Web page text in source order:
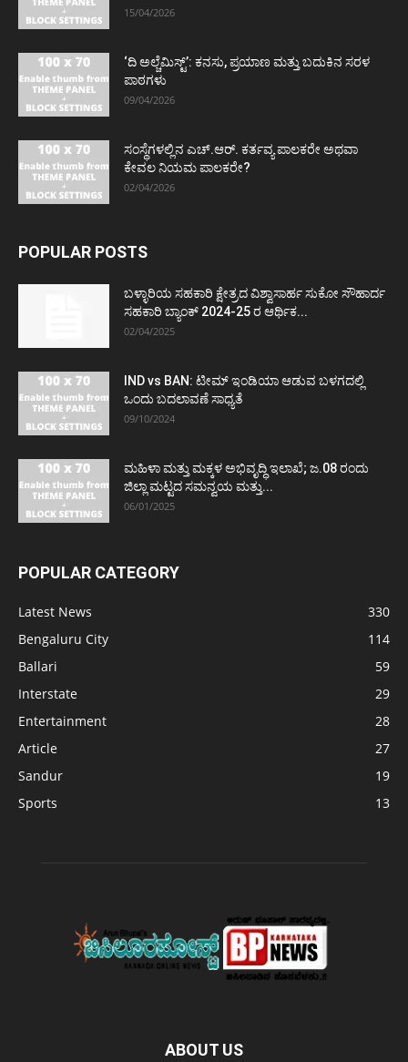
15/04/2026
‘ದಿ ಅಲ್ಚೆಮಿಸ್ಟ್’: ಕನಸು, ಪ್ರಯಾಣ ಮತ್ತು ಬದುಕಿನ ಸರಳ
ಪಾಠಗಳು
09/04/2026
ಸಂಸ್ಥೆಗಳಲ್ಲಿನ ಎಚ್.ಆರ್. ಕರ್ತವ್ಯ ಪಾಲಕರೇ ಅಥವಾ
ಕೇವಲ ನಿಯಮ ಪಾಲಕರೇ?
02/04/2026
POPULAR POSTS
ಬಳ್ಳಾರಿಯ ಸಹಕಾರಿ ಕ್ಷೇತ್ರದ ವಿಶ್ವಾಸಾರ್ಹ ಸುಕೋ ಸೌಹಾರ್ದ
ಸಹಕಾರಿ ಬ್ಯಾಂಕ್ 2024-25 ರ ಆರ್ಥಿಕ...
02/04/2025
IND vs BAN: ಟೀಮ್ ಇಂಡಿಯಾ ಆಡುವ ಬಳಗದಲ್ಲಿ
ಒಂದು ಬದಲಾವಣೆ ಸಾಧ್ಯತೆ
09/10/2024
ಮಹಿಳಾ ಮತ್ತು ಮಕ್ಕಳ ಅಭಿವೃದ್ಧಿ ಇಲಾಖೆ; ಜ.08 ರಂದು
ಜಿಲ್ಲಾ ಮಟ್ಟದ ಸಮನ್ವಯ ಮತ್ತು...
06/01/2025
POPULAR CATEGORY
Latest News
330
Bengaluru City
114
Ballari
59
Interstate
29
Entertainment
28
Article
27
Sandur
19
Sports
13
ABOUT US